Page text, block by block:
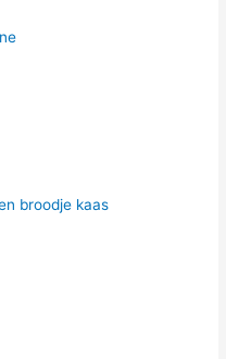
broodje kaas